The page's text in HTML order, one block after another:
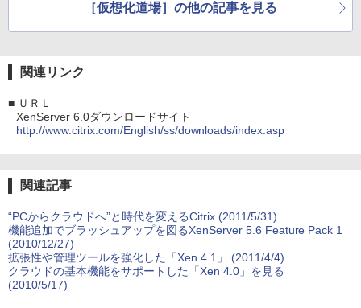
［仮想化道場］の他の記事を見る
関連リンク
■ ＵＲＬ
XenServer 6.0ダウンロードサイト
http://www.citrix.com/English/ss/downloads/index.asp
関連記事
“PCからクラウドへ”と時代を変えるCitrix (2011/5/31)
機能追加でブラッシュアップを図るXenServer 5.6 Feature Pack 1
(2010/12/27)
拡張性や管理ツールを強化した「Xen 4.1」 (2011/4/4)
クラウドの基本機能をサポートした「Xen 4.0」を見る
(2010/5/17)